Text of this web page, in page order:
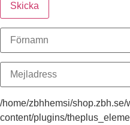
Skicka
/home/zbhhemsi/shop.zbh.se/
content/plugins/